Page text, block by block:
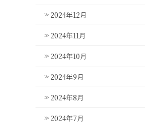
2024年12月
2024年11月
2024年10月
2024年9月
2024年8月
2024年7月